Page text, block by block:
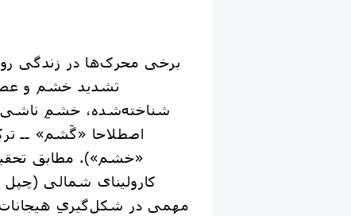
برخی محرک‌ها در زندگی
تشدید خشم و
شناخته‌شده، خشمِ
اصطلاحا «گَشم» ‌ــ‌
«خشم»). مطابق
کارولینای شمالی
مهمی در شکل‌گیریِ